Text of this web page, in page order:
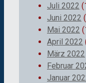
Juli 2022
Juni 2022
Mai 2022
April 2022
März 2022
Februar
Januar